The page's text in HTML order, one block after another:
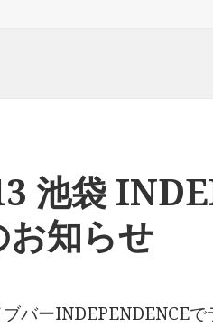
池袋
知らせ
バーINDEPENDENCEで